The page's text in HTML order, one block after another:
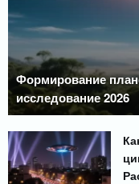
Формирование
исследование 2026